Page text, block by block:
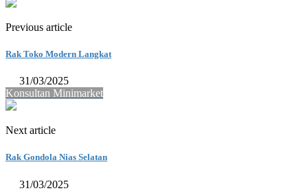
Previous article
Rak Toko Modern Langkat
31/03/2025
Konsultan Minimarket
Next article
Rak Gondola Nias Selatan
31/03/2025